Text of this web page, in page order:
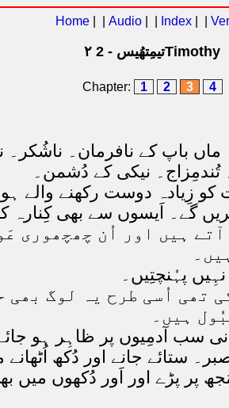
Home| | Audio| | Index| |
۲ تیمِتھُیس - 2Timothy
Chapter: 1 2 3 4
باپ کے نافرمان۔ ناشُکر۔
نیکی کے دُشمن۔
زِیادہ دوست رکھنے والے
گے۔ اَیسوں سے بھی کِنارہ
ہیں اور اُن چھچھوری
پہُنچتِیں۔
تھی اُسی طرح یہ لوگ
ہیں۔
سب آدمِیوں پر ظاہِر ہو
ستائے جانے اور دُکھ
پر پڑے اور اَور دُکھوں